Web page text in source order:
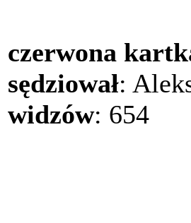
czerwona
sędziował:
widzów: 654